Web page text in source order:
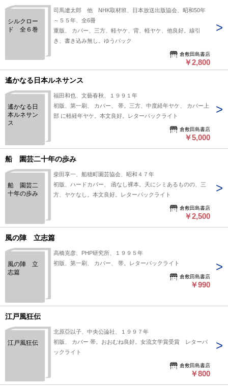
シルクロー
ド 全６巻
司馬遼太郎 他 NHK取材班、日本放送出版協会、昭和50年
～５５年、全6冊
重版、 カバー、三方、軽ヤケ、背、軽ヤケ、他良好。線引
き、書き込み無し。ゆうパック
倉敷田島書店
￥2,800
遙かなる日本ルネサンス
遙かなる日
本ルネサン
ス
福田和也、文藝春秋、１９９１年
初版、第一刷、 カバー、 帯。三方、中度経年ヤケ、 カバー上
部 に軽経年ヤケ。本文良好。レターパックライト
倉敷田島書店
￥5,000
船 園芸二十年の歩み
船 園芸二
十年の歩み
柴田享一、船穂町園芸協会、昭和４７年
初版、ハードカバー、 函なし裸本。天にシミあるものの、三
方、ヤケなし。本文良好。レターパックライト
倉敷田島書店
￥2,500
風の陣 立志篇
風の陣 立
志篇
高橋克彦、PHP研究所、１９９５年
初版、第一刷、 カバー、 帯。レターパックライト
倉敷田島書店
￥990
江戸風狂伝
江戸風狂伝
北原亞以子、中央公論社、１９９７年
初版、 カバー 帯。おおむね良好。女流文学賞受賞 レターパ
ックライト
倉敷田島書店
￥800